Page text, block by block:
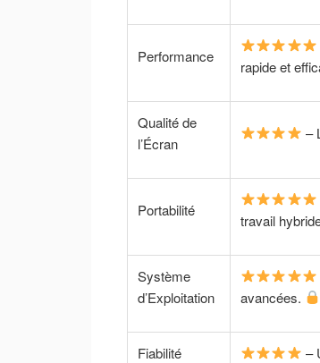
Performance
rapide et
Qualité de
l’Écran
–
Portabilité
travail
Système
d’Exploitation
avancées.
Fiabilité –